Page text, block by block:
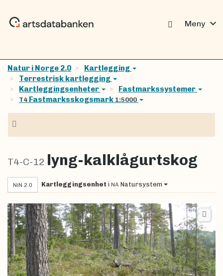
Meny expand_more
Natur i Norge 2.0
Kartlegging
Terrestrisk kartlegging
Kartleggingsenheter
Fastmarkssystemer
T4 Fastmarksskogsmark 1:5000
T4-C-12 lyng-kalklågurtskog
NiN 2.0 Kartleggingsenhet i NA Natursystem